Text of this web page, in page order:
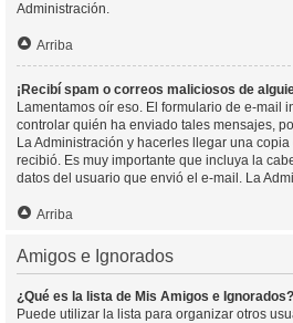
Administración.
Arriba
¡Recibí spam o correos maliciosos de
Lamentamos oír eso. El formulario de e-mail
controlar quién ha enviado tales mensajes,
La Administración y hacerles llegar una
recibió. Es muy importante que incluya la
datos del usuario que envió el e-mail. La
Arriba
Amigos e Ignorados
¿Qué es la lista de Mis Amigos e Ignorados?
Puede utilizar la lista para organizar otros